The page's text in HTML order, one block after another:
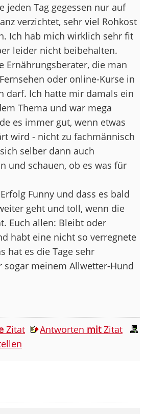
jeden Tag gegessen nur auf
verzichtet, sehr viel Rohkost
Ich hab mich wirklich sehr fit
leider nicht beibehalten.
Ernährungsberater, die man
oder online-Kurse in
darf. Ich hatte mir damals ein
Thema und war mega
es immer gut, wenn etwas
wird - nicht zu fachmännisch
selber dann auch
und schauen, ob es was für
Funny und dass es bald
geht und toll, wenn die
Euch allen: Bleibt oder
habt eine nicht so verregnete
hat es die Tage sehr
sogar meinem Allwetter-Hund
Zitat Antworten mitZitat